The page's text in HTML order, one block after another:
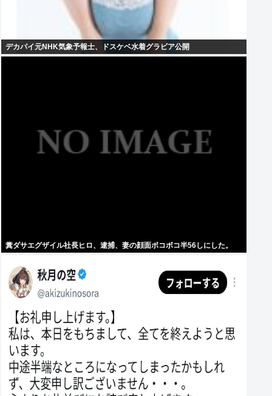
デカパイ元NHK気象予報士、ドスケベ水着グラビア公開
糞ダサエグザイル社長ヒロ、逮捕、妻の顔面ボコボコ半56しにした。